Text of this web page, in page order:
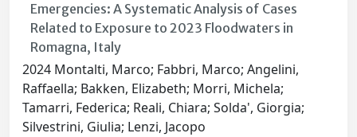
Emergencies: A Systematic Analysis of Cases
Related to Exposure to 2023 Floodwaters in
Romagna, Italy
2024 Montalti, Marco; Fabbri, Marco; Angelini,
Raffaella; Bakken, Elizabeth; Morri, Michela;
Tamarri, Federica; Reali, Chiara; Solda', Giorgia;
Silvestrini, Giulia; Lenzi, Jacopo